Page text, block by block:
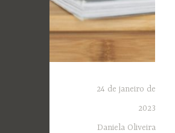
24 de janeiro de
2023
Daniela Oliveira